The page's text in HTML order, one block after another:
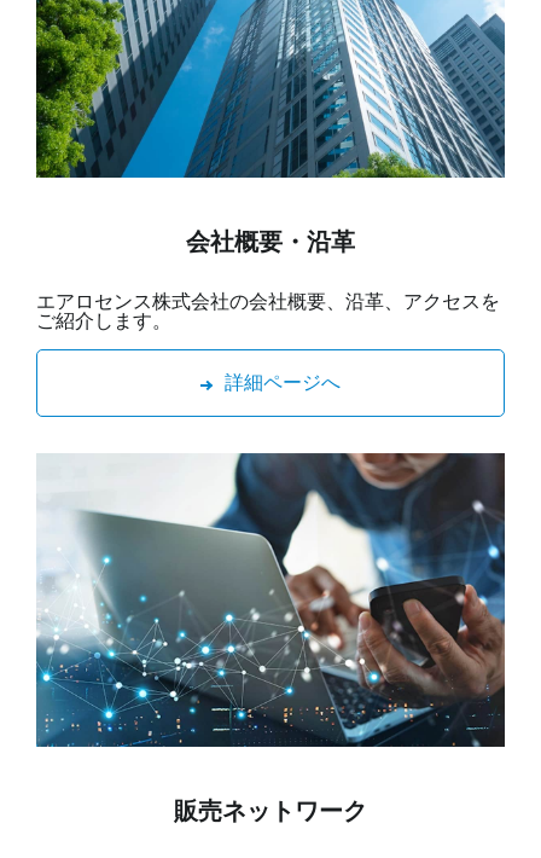
会社概要・沿革
エアロセンス株式会社の会社概要、沿革、アクセスを
ご紹介します。
詳細ページへ
販売ネットワーク